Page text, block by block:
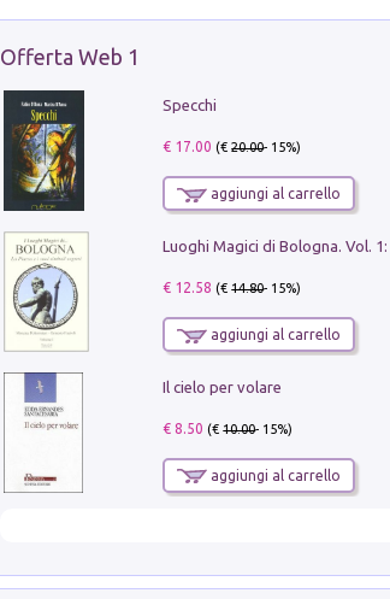
Offerta Web 1
Specchi
€ 17.00 (€20.00- 15%)
aggiungi al carrello
€ 12.58 (€14.80- 15%)
aggiungi al carrello
Il cielo per volare
€ 8.50 (€10.00- 15%)
aggiungi al carrello